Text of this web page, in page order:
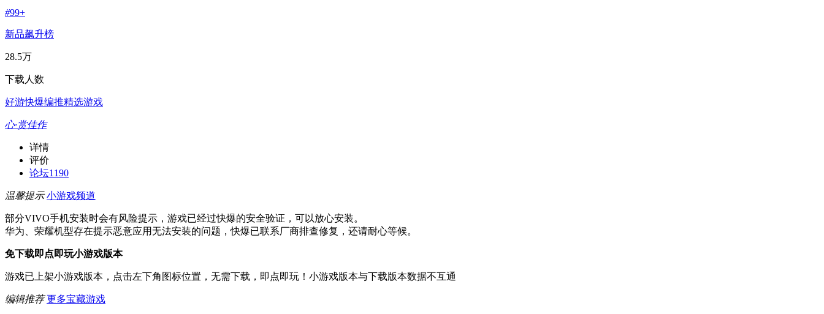
#99+
新品飙升榜
28.5万
下载人数
好游快爆编推精选游戏
心·赏佳作
详情
评价
论坛1190
温馨提示 小游戏频道
部分VIVO手机安装时会有风险提示，游戏已经过快爆的安全验证，可以放心安装。
华为、荣耀机型存在提示恶意应用无法安装的问题，快爆已联系厂商排查修复，还请耐心等候。
免下载即点即玩小游戏版本
游戏已上架小游戏版本，点击左下角图标位置，无需下载，即点即玩！小游戏版本与下载版本数据不互通
编辑推荐 更多宝藏游戏